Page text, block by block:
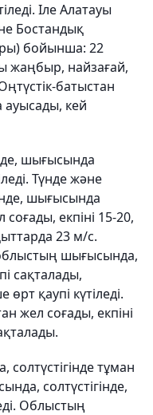
Іле Алатауы
Бостандық
бойынша: 22
жаңбыр, найзағай,
батыстан
ауысады, кей
шығысында
Түнде және
шығысында
екпіні 15-20,
23 м/с.
шығысында,
сақталады,
қаупі күтіледі.
жел соғады, екпіні
тұман
солтүстігінде,
Облыстың